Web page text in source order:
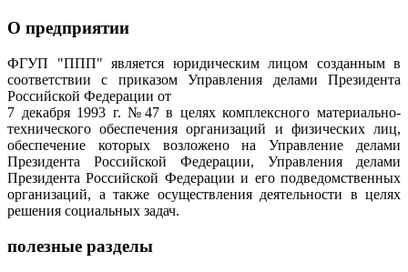
О предприятии
ФГУП "ППП" является юридическим лицом созданным в
соответствии с приказом Управления делами Президента
Российской Федерации от
7 декабря 1993 г. №47 в целях комплексного материально-
технического обеспечения организаций и физических лиц,
обеспечение которых возложено на Управление делами
Президента Российской Федерации, Управления делами
Президента Российской Федерации и его подведомственных
организаций, а также осуществления деятельности в целях
решения социальных задач.
полезные разделы